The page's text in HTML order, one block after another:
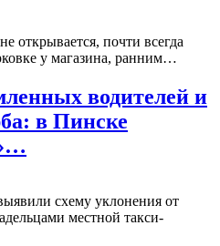
открывается, почти всегда
у магазина, ранним…
водителей и
в Пинске
схему уклонения от
местной такси-